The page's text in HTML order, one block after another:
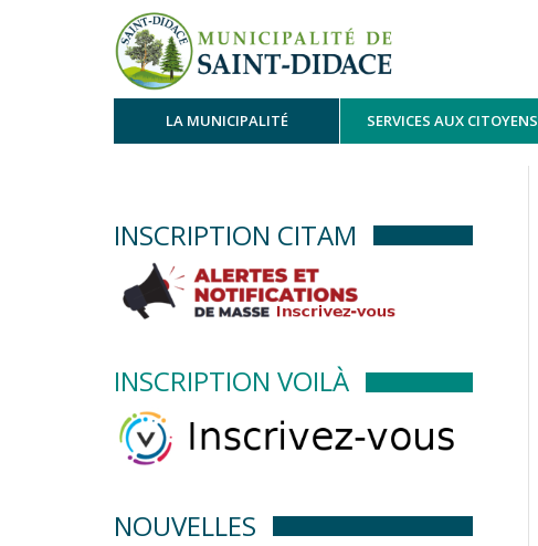
LA MUNICIPALITÉ SERVICES AUX CITOYENS
INSCRIPTION CITAM
INSCRIPTION VOILÀ
NOUVELLES